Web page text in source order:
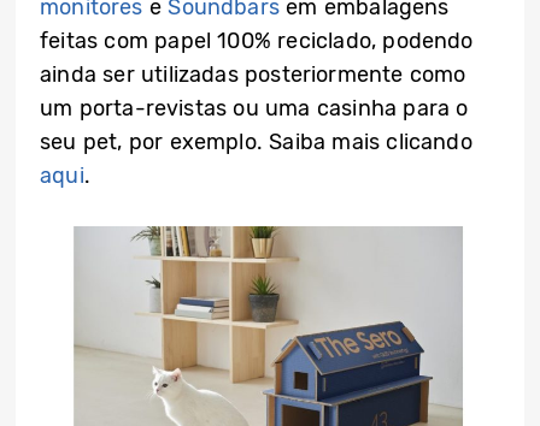
monitores e Soundbarsem embalagens
feitas com papel 100% reciclado, podendo
ainda ser utilizadas posteriormente como
um porta-revistas ou uma casinha para o
seu pet, por exemplo. Saiba mais clicando
aqui.